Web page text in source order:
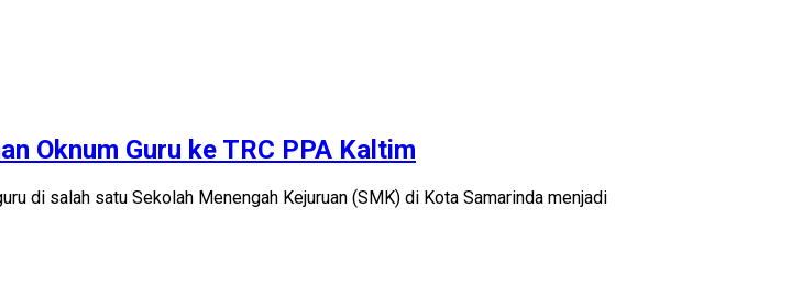
Oknum Guru ke TRC PPA Kaltim
di salah satu Sekolah Menengah Kejuruan (SMK) di Kota Samarinda menjadi